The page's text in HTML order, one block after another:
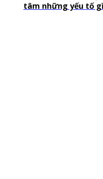
tâm những yếu tố